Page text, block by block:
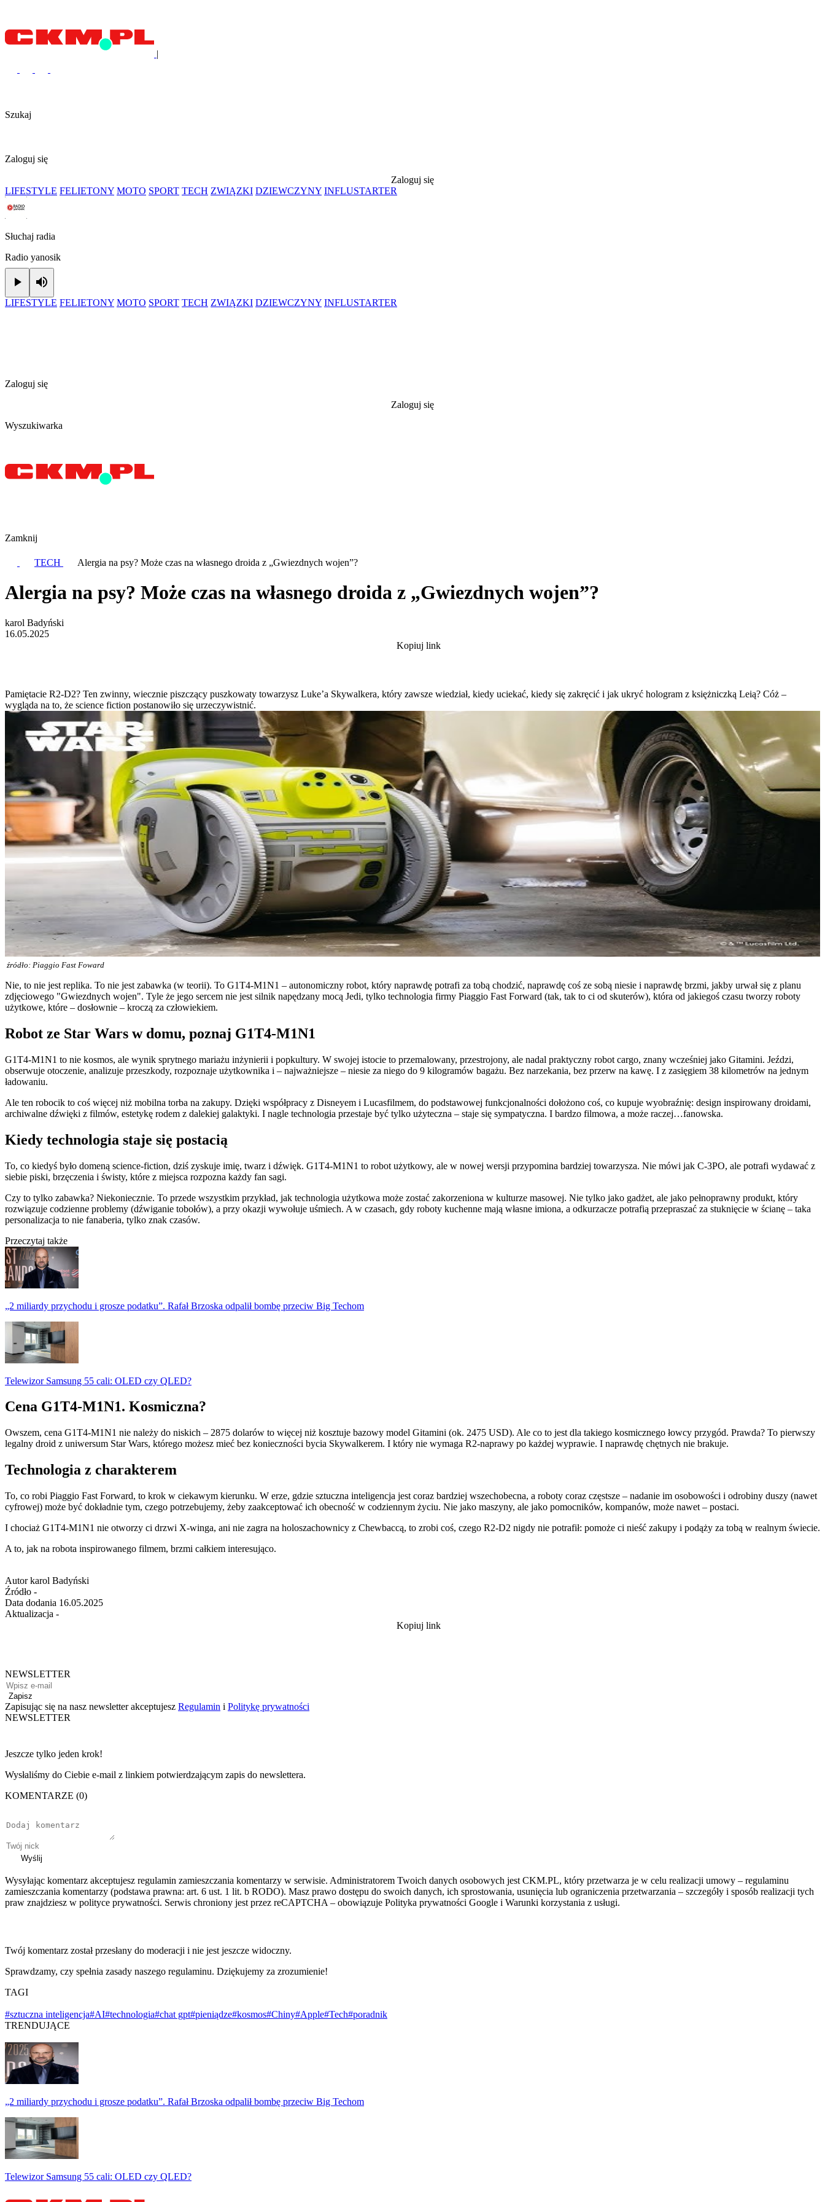
|
Szukaj
Zaloguj się
Zaloguj się
LIFESTYLE FELIETONY MOTO SPORT TECH ZWIĄZKI DZIEWCZYNY INFLUSTARTER
Słuchaj radia
Radio yanosik
Play
LIFESTYLE FELIETONY MOTO SPORT TECH ZWIĄZKI DZIEWCZYNY INFLUSTARTER
Zaloguj się
Zaloguj się
Wyszukiwarka
Zamknij
TECH Alergia na psy? Może czas na własnego droida z „Gwiezdnych wojen”?
Alergia na psy? Może czas na własnego droida z „Gwiezdnych wojen”?
karol Badyński
16.05.2025
Kopiuj link
Pamiętacie R2-D2? Ten zwinny, wiecznie piszczący puszkowaty towarzysz Luke’a Skywalkera, który zawsze wiedział, kiedy uciekać, kiedy się zakręcić i jak ukryć hologram z księżniczką Leią? Cóż –
wygląda na to, że science fiction postanowiło się urzeczywistnić.
źródło: Piaggio Fast Foward
Nie, to nie jest replika. To nie jest zabawka (w teorii). To G1T4-M1N1 – autonomiczny robot, który naprawdę potrafi za tobą chodzić, naprawdę coś ze sobą niesie i naprawdę brzmi, jakby urwał się z planu
zdjęciowego "Gwiezdnych wojen". Tyle że jego sercem nie jest silnik napędzany mocą Jedi, tylko technologia firmy Piaggio Fast Forward (tak, tak to ci od skuterów), która od jakiegoś czasu tworzy roboty
użytkowe, które – dosłownie – kroczą za człowiekiem.
Robot ze Star Wars w domu, poznaj G1T4-M1N1
G1T4-M1N1 to nie kosmos, ale wynik sprytnego mariażu inżynierii i popkultury. W swojej istocie to przemalowany, przestrojony, ale nadal praktyczny robot cargo, znany wcześniej jako Gitamini. Jeździ,
obserwuje otoczenie, analizuje przeszkody, rozpoznaje użytkownika i – najważniejsze – niesie za niego do 9 kilogramów bagażu. Bez narzekania, bez przerw na kawę. I z zasięgiem 38 kilometrów na jednym
ładowaniu.
Ale ten robocik to coś więcej niż mobilna torba na zakupy. Dzięki współpracy z Disneyem i Lucasfilmem, do podstawowej funkcjonalności dołożono coś, co kupuje wyobraźnię: design inspirowany droidami,
archiwalne dźwięki z filmów, estetykę rodem z dalekiej galaktyki. I nagle technologia przestaje być tylko użyteczna – staje się sympatyczna. I bardzo filmowa, a może raczej…fanowska.
Kiedy technologia staje się postacią
To, co kiedyś było domeną science-fiction, dziś zyskuje imię, twarz i dźwięk. G1T4-M1N1 to robot użytkowy, ale w nowej wersji przypomina bardziej towarzysza. Nie mówi jak C-3PO, ale potrafi wydawać z
siebie piski, brzęczenia i świsty, które z miejsca rozpozna każdy fan sagi.
Czy to tylko zabawka? Niekoniecznie. To przede wszystkim przykład, jak technologia użytkowa może zostać zakorzeniona w kulturze masowej. Nie tylko jako gadżet, ale jako pełnoprawny produkt, który
rozwiązuje codzienne problemy (dźwiganie tobołów), a przy okazji wywołuje uśmiech. A w czasach, gdy roboty kuchenne mają własne imiona, a odkurzacze potrafią przepraszać za stuknięcie w ścianę – taka
personalizacja to nie fanaberia, tylko znak czasów.
Przeczytaj także
„2 miliardy przychodu i grosze podatku”. Rafał Brzoska odpalił bombę przeciw Big Techom
Telewizor Samsung 55 cali: OLED czy QLED?
Cena G1T4-M1N1. Kosmiczna?
Owszem, cena G1T4-M1N1 nie należy do niskich – 2875 dolarów to więcej niż kosztuje bazowy model Gitamini (ok. 2475 USD). Ale co to jest dla takiego kosmicznego łowcy przygód. Prawda? To pierwszy
legalny droid z uniwersum Star Wars, którego możesz mieć bez konieczności bycia Skywalkerem. I który nie wymaga R2-naprawy po każdej wyprawie. I naprawdę chętnych nie brakuje.
Technologia z charakterem
To, co robi Piaggio Fast Forward, to krok w ciekawym kierunku. W erze, gdzie sztuczna inteligencja jest coraz bardziej wszechobecna, a roboty coraz częstsze – nadanie im osobowości i odrobiny duszy (nawet
cyfrowej) może być dokładnie tym, czego potrzebujemy, żeby zaakceptować ich obecność w codziennym życiu. Nie jako maszyny, ale jako pomocników, kompanów, może nawet – postaci.
I chociaż G1T4-M1N1 nie otworzy ci drzwi X-winga, ani nie zagra na holoszachownicy z Chewbaccą, to zrobi coś, czego R2-D2 nigdy nie potrafił: pomoże ci nieść zakupy i podąży za tobą w realnym świecie.
A to, jak na robota inspirowanego filmem, brzmi całkiem interesująco.
Autor karol Badyński
Źródło -
Data dodania 16.05.2025
Aktualizacja -
Kopiuj link
NEWSLETTER
Zapisz
Zapisując się na nasz newsletter akceptujesz Regulamin i Politykę prywatności
NEWSLETTER
Jeszcze tylko jeden krok!
Wysłaliśmy do Ciebie e-mail z linkiem potwierdzającym zapis do newslettera.
KOMENTARZE (0)
Wyślij
Wysyłając komentarz akceptujesz regulamin zamieszczania komentarzy w serwisie. Administratorem Twoich danych osobowych jest CKM.PL, który przetwarza je w celu realizacji umowy – regulaminu
zamieszczania komentarzy (podstawa prawna: art. 6 ust. 1 lit. b RODO). Masz prawo dostępu do swoich danych, ich sprostowania, usunięcia lub ograniczenia przetwarzania – szczegóły i sposób realizacji tych
praw znajdziesz w polityce prywatności. Serwis chroniony jest przez reCAPTCHA – obowiązuje Polityka prywatności Google i Warunki korzystania z usługi.
Twój komentarz został przesłany do moderacji i nie jest jeszcze widoczny.
Sprawdzamy, czy spełnia zasady naszego regulaminu. Dziękujemy za zrozumienie!
TAGI
#sztuczna inteligencja#AI#technologia#chat gpt#pieniądze#kosmos#Chiny#Apple#Tech#poradnik
TRENDUJĄCE
„2 miliardy przychodu i grosze podatku”. Rafał Brzoska odpalił bombę przeciw Big Techom
Telewizor Samsung 55 cali: OLED czy QLED?